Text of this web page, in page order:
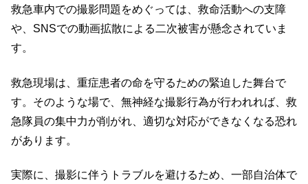
救急車内での撮影問題をめぐっては、救命活動への支障
や、SNSでの動画拡散による二次被害が懸念されていま
す。
救急現場は、重症患者の命を守るための緊迫した舞台で
す。そのような場で、無神経な撮影行為が行われれば、救
急隊員の集中力が削がれ、適切な対応ができなくなる恐れ
があります。
実際に、撮影に伴うトラブルを避けるため、一部自治体で